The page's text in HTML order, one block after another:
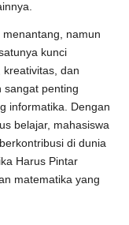
namun
kunci
kreativitas, dan
sangat penting
informatika. Dengan
belajar, mahasiswa
di dunia
Harus Pintar
matematika yang